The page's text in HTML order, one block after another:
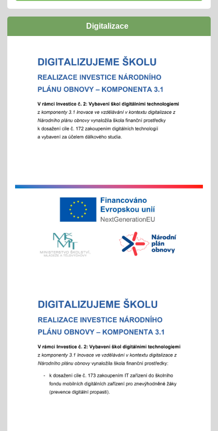
naplno rozvinout svůj potenciál
01.02.2026
městská, okresní a vyšší kola
"držíme palce"
Zápisy online pro školní rok 2026/2027
15.01.2026
- letošní zápis do ZŠ pro 1. ročník školního roku
Chystáte se k zápisu?
nabízíme individuální prohlídky školy
"Každý jinak, ale všichni se těšíme"
25.11.2025
celoškolní slavnostní akce
25. 11. 2025
Digitalizace